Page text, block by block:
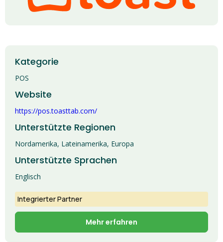
Kategorie
POS
Website
https://pos.toasttab.com/
Unterstützte Regionen
Nordamerika, Lateinamerika, Europa
Unterstützte Sprachen
Englisch
Integrierter Partner
Mehr erfahren